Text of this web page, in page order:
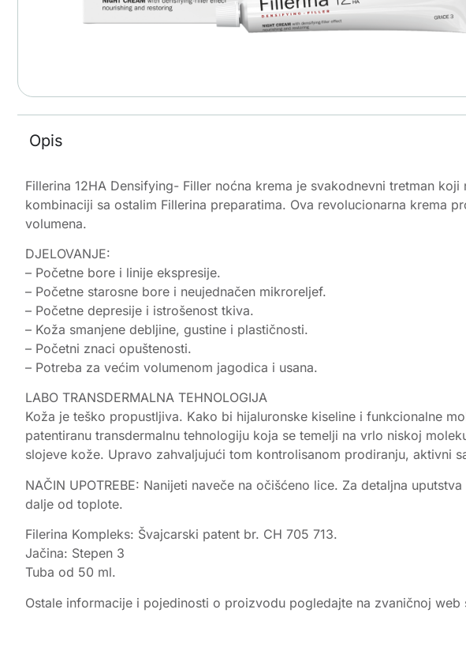
Opis
Fillerina 12HA Densifying- Filler noćna krema je svakodnevni tretman
kombinaciji sa ostalim Fillerina preparatima. Ova revolucionarna krema
volumena.
DJELOVANJE:
– Početne bore i linije ekspresije.
– Početne starosne bore i neujednačen mikroreljef.
– Početne depresije i istrošenost tkiva.
– Koža smanjene debljine, gustine i plastičnosti.
– Početni znaci opuštenosti.
– Potreba za većim volumenom jagodica i usana.
LABO TRANSDERMALNA TEHNOLOGIJA
Koža je teško propustljiva. Kako bi hijaluronske kiseline i funkcionalne
patentiranu transdermalnu tehnologiju koja se temelji na vrlo niskoj
slojeve kože. Upravo zahvaljujući tom kontrolisanom prodiranju, aktivni
NAČIN UPOTREBE: Nanijeti naveče na očišćeno lice. Za detaljna
dalje od toplote.
Filerina Kompleks: Švajcarski patent br. CH 705 713.
Jačina: Stepen 3
Tuba od 50 ml.
Ostale informacije i pojedinosti o proizvodu pogledajte na zvaničnoj